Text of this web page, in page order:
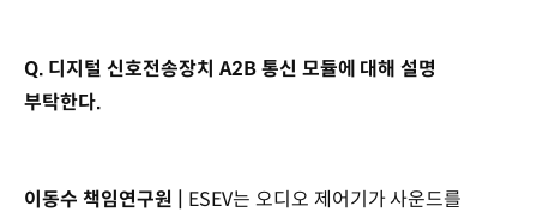
Q. 디지털 신호전송장치 A2B 통신 모듈에 대해 설명
부탁한다.
이동수 책임연구원 |
ESEV는 오디오 제어기가 사운드를